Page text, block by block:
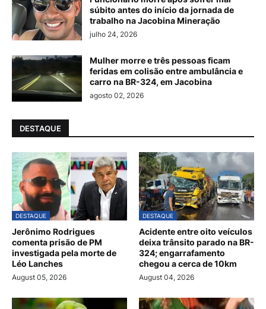
súbito antes do início da jornada de
trabalho na Jacobina Mineração
julho 24, 2026
Mulher morre e três pessoas ficam
feridas em colisão entre ambulância e
carro na BR-324, em Jacobina
agosto 02, 2026
DESTAQUE
DESTAQUE
Jerônimo Rodrigues
comenta prisão de PM
investigada pela morte de
Léo Lanches
August 05, 2026
DESTAQUE
Acidente entre oito veículos
deixa trânsito parado na BR-
324; engarrafamento
chegou a cerca de 10km
August 04, 2026